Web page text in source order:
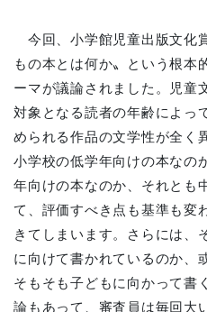
今回、小学館児童出版文化
もの本とは何か〟という根本
ーマが議論されました。児童
対象となる読者の年齢によっ
められる作品の文学性が全く
小学校の低学年向けの本なの
年向けの本なのか、それとも
て、評価すべき点も基準も変
きてしまいます。さらには、
に向けて書かれているのか、
そもそも子どもに向かって書
論もあって、審査員は毎回大